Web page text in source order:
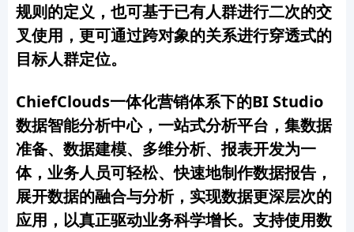
规则的定义，也可基于已有人群进行二次的交
叉使用，更可通过跨对象的关系进行穿透式的
目标人群定位。
ChiefClouds一体化营销体系下的BI Studio
数据智能分析中心， 一站式分析平台，集数据
准备、数据建模、多维分析、报表开发为一
体，业务人员可轻松、快速地制作数据报告，
展开数据的融合与分析， 实现数据更深层次的
应用，以真正驱动业务科学增长。 支持使用数